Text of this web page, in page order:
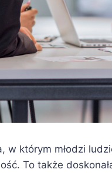
w którym młodzi
To także